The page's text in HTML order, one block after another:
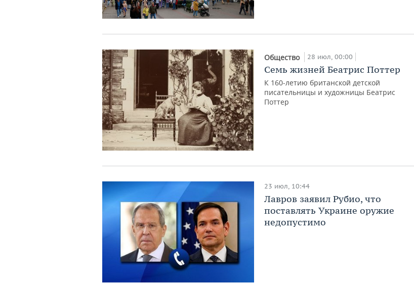
Общество 28 июл, 00:00
Семь жизней Беатрис Поттер
К 160-летию британской детской
писательницы и художницы Беатрис
Поттер
23 июл, 10:44
Лавров заявил Рубио, что
поставлять Украине оружие
недопустимо